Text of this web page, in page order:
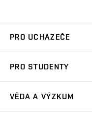
PRO UCHAZEČE
Ambasadoři studia
PRO STUDENTY
VĚDA A VÝZKUM